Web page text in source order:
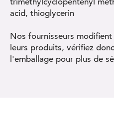
acid, thioglycerin
Nos fournisseurs
leurs produits, vérifiez
l'emballage pour plus de